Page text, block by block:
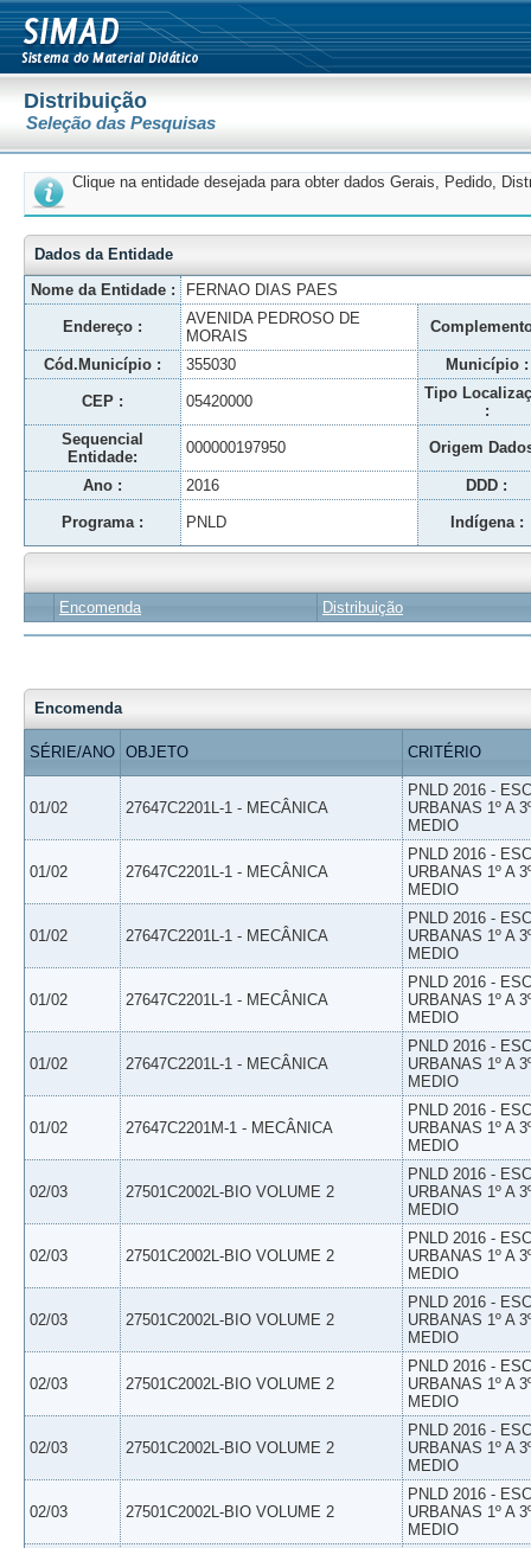
Distribuição
Seleção das Pesquisas
Clique na entidade desejada para obter dados Gerais, Pedido,
Dados da Entidade
Nome da Entidade :
FERNAO DIAS PAES
Endereço :
AVENIDA PEDROSO DE
MORAIS
Cód.Município : 355030 Município :
CEP : 05420000
Tipo
:
Sequencial
Entidade:
000000197950 Origem
Ano : 2016 DDD :
Programa : PNLD Indígena :
Encomenda Distribuição
Encomenda
SÉRIE/ANO OBJETO CRITÉRIO
01/02 27647C2201L-1 - MECÂNICA
PNLD 2016 -
URBANAS 1º A
MEDIO
01/02 27647C2201L-1 - MECÂNICA
PNLD 2016 -
URBANAS 1º A
MEDIO
01/02 27647C2201L-1 - MECÂNICA
PNLD 2016 -
URBANAS 1º A
MEDIO
01/02 27647C2201L-1 - MECÂNICA
PNLD 2016 -
URBANAS 1º A
MEDIO
01/02 27647C2201L-1 - MECÂNICA
PNLD 2016 -
URBANAS 1º A
MEDIO
01/02 27647C2201M-1 - MECÂNICA
PNLD 2016 -
URBANAS 1º A
MEDIO
02/03 27501C2002L-BIO VOLUME 2
PNLD 2016 -
URBANAS 1º A
MEDIO
02/03 27501C2002L-BIO VOLUME 2
PNLD 2016 -
URBANAS 1º A
MEDIO
02/03 27501C2002L-BIO VOLUME 2
PNLD 2016 -
URBANAS 1º A
MEDIO
02/03 27501C2002L-BIO VOLUME 2
PNLD 2016 -
URBANAS 1º A
MEDIO
02/03 27501C2002L-BIO VOLUME 2
PNLD 2016 -
URBANAS 1º A
MEDIO
02/03 27501C2002L-BIO VOLUME 2
PNLD 2016 -
URBANAS 1º A
MEDIO